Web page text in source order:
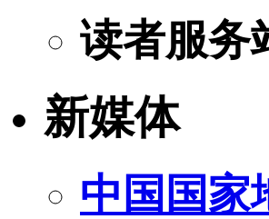
读者服务
新媒体
中国国家